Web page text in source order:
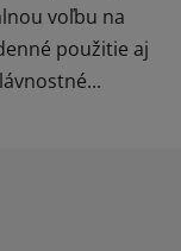
voľbu na
použitie aj